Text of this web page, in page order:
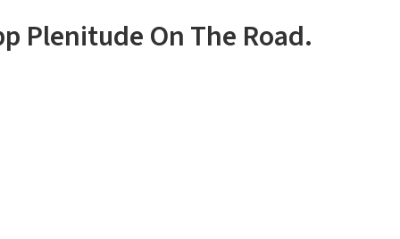
Plenitude On The Road.